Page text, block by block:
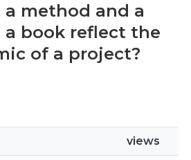
a method and a
a book reflect the
of a project?
views